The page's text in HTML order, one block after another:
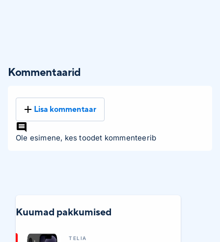
Kommentaarid
Lisa kommentaar
Ole esimene, kes toodet kommenteerib
Kuumad pakkumised
TELIA